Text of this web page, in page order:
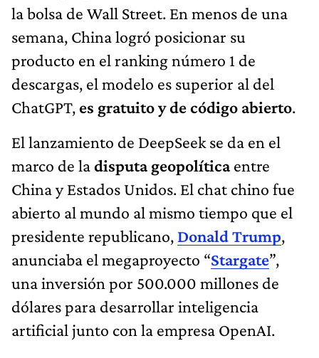
la bolsa de Wall Street. En menos de una
semana, China logró posicionar su
producto en el ranking número 1 de
descargas, el modelo es superior al del
ChatGPT, es gratuito y de código abierto.
El lanzamiento de DeepSeek se da en el
marco de ladisputa geopolíticaentre
China y Estados Unidos. El chat chino fue
abierto al mundo al mismo tiempo que el
presidente republicano, Donald Trump,
anunciaba el megaproyecto “Stargate”,
una inversión por 500.000 millones de
dólares para desarrollar inteligencia
artificial junto con la empresa OpenAI.